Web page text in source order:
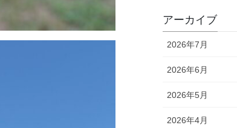
アーカイブ
2026年7月
2026年6月
2026年5月
2026年4月